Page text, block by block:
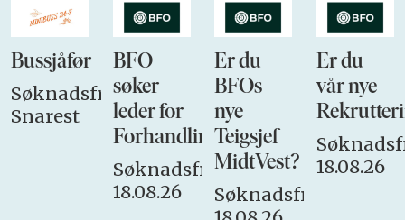
Bussjåfør
Søknadsfrist:
Snarest
BFO
søker
leder for
Forhandlingsutvalget
Søknadsfrist:
18.08.26
Er du
BFOs
nye
Teigsjef
MidtVest?
Søknadsfrist:
Er du
vår nye
18.08.26